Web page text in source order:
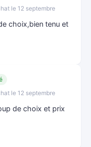
le 12 septembre
choix,bien tenu et
le 12 septembre
de choix et prix